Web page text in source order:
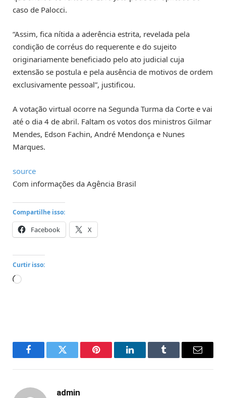
caso de Palocci.
“Assim, fica nítida a aderência estrita, revelada pela
condição de corréus do requerente e do sujeito
originariamente beneficiado pelo ato judicial cuja
extensão se postula e pela ausência de motivos de ordem
exclusivamente pessoal”, justificou.
A votação virtual ocorre na Segunda Turma da Corte e vai
até o dia 4 de abril. Faltam os votos dos ministros Gilmar
Mendes, Edson Fachin, André Mendonça e Nunes
Marques.
source
Com informações da Agência Brasil
Compartilhe isso:
Facebook X
Curtir isso:
Carregando...
FacebookTwitter Pinterest LinkedInTumblr Email
admin